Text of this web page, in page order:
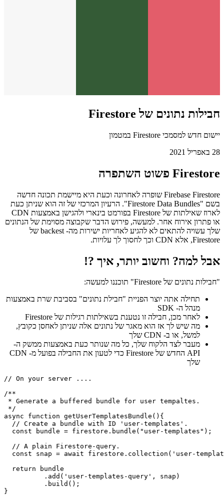
חבילות נתונים של Firestore
יישום חדש למסמכי Firestore במטמון
Firestore פשוט השתפרה
Firebase Firestore שופרה לאחרונה וכעת היא מיישמת תכונה חדשה
בשם "Firestore Data Bundles". הרעיון המרכזי של זה הוא שניתן כעת
או פתרון אירוח אחר. למעשה, פירוש הדבר שקבוצה מסוימת של הנתונים
אבל למה? וחשוב יותר, איך ?!
"חבילות נתונים של Firestore" תוכננו למעשה:
תחילה אתה יוצר הפניית "חבילת נתונים" בסביבת שרת באמצעות
מנהל ה- SDK
לאחר מכן, חבילה זו נטענת בשאילתות רגילות של Firestore
מה שיש לך אז הוא מאגר של נתונים אלה שניתן לאחסן כקובץ,
למשל, או ב- CDN שלך
מעבר לצד הלקוח שלך, כל מה שנותר כעת באמצעות ממשק ה-
// On your server ....
/**
* Generate a buffered bundle for user tempaltes.
async function getUserTemplatesBundle(){
  // Create a bundle with ID 'user-templates'.
  // A plain Firestore-query.
const snap = await firestore.collection('user-